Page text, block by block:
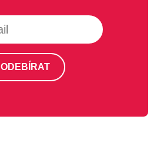
ODEBÍRAT